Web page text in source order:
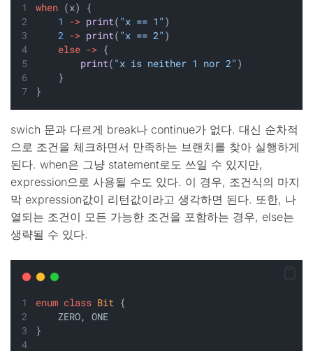
when (x) {
1 -> print( "x == 1" )
2 -> print( "x == 2" )
else -> {
print( "x is neither 1 nor 2" )
    }
}
swich 문과 다르게 break나 continue가 없다. 대신 순차적
으로 조건을 체크하면서 만족하는 브랜치를 찾아 실행하게
된다. when은 그냥 statement로도 쓰일 수 있지만,
expression으로 사용될 수도 있다. 이 경우, 조건식의 마지
막 expression값이 리턴값이라고 생각하면 된다. 또한, 나
열되는 조건이 모든 가능한 조건을 포함하는 경우, else는
생략될 수 있다.
enum class Bit {
    ZERO, ONE
}